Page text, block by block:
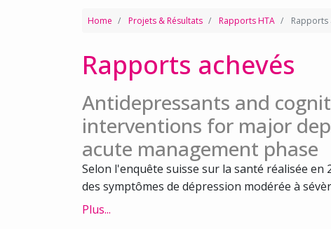
Home Projets & Résultats Rapports HTA Rapports
Rapports achevés
Antidepressants and
interventions for major
acute management phase
Selon l'enquête suisse sur la santé réalisée
des symptômes de dépression modérée à
Plus...